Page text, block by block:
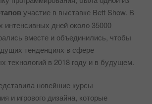
участие в выставке Bett Show. В
интенсивных дней около 35000
вместе и объединились, чтобы
тенденциях в сфере
технологий в 2018 году и в будущем.
новейшие курсы
и игрового дизайна, которые